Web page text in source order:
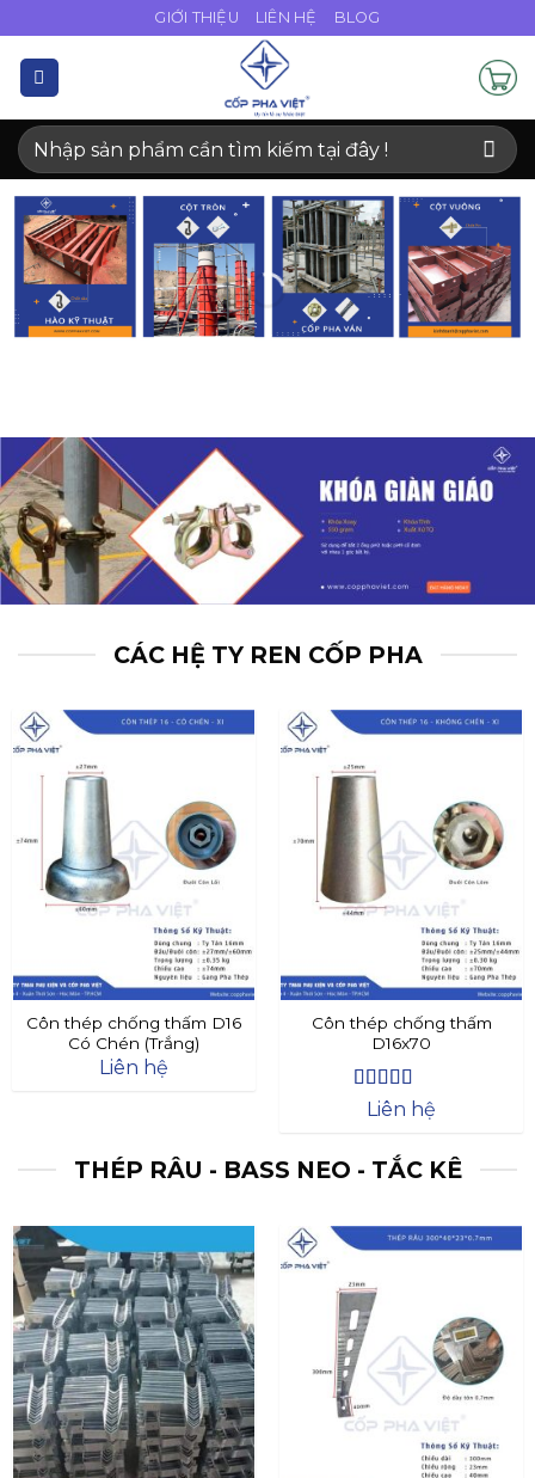
dung
GIỚI THIỆU LIÊN HỆ BLOG
Tìm
kiếm:
CÁC HỆ TY REN CỐP PHA
Côn thép chống thấm D16
Có Chén (Trắng)
Liên hệ
Côn thép chống thấm
D16x70
Được xếp
5
Liên hệ
THÉP RÂU - BASS NEO - TẮC KÊ